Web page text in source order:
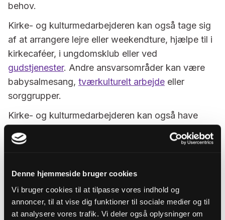
Denne hjemmeside bruger cookies
Vi bruger cookies til at tilpasse vores indhold og
annoncer, til at vise dig funktioner til sociale medier og til
at analysere vores trafik. Vi deler også oplysninger om
behov.
Kirke- og kulturmedarbejderen kan også tage sig
af at arrangere lejre eller weekendture, hjælpe til i
kirkecaféer, i ungdomsklub eller ved
gudstjenester. Andre ansvarsområder kan være
babysalmesang, tværkulturelt arbejde eller
sorggrupper.
Kirke- og kulturmedarbejderen kan også have
gennem hjemmeside, kirkeblad, nyhedsmails og
Sådan bliver du kirke- og
kulturmedarbejder
Du kan blive kirke- og kulturmedarbejdere med